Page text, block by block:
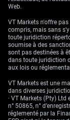
Web.
VT Markets n'offre
compris, mais sans s'y
toute juridiction
soumise à des
sont pas destinées à
dans toute juridiction
aux lois ou
VT Markets est une
dans diverses
· VT Markets (Pty)
n° 50865, n°
réglementé par la